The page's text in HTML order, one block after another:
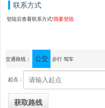
联系方式
登陆后查看联系方式!我要登陆
通讯地址：中山市横栏镇永兴工业区永谊五
交通路线： 公交 步行 驾车
起点：